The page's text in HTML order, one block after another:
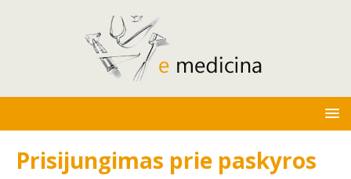
Prisijungimas prie paskyros